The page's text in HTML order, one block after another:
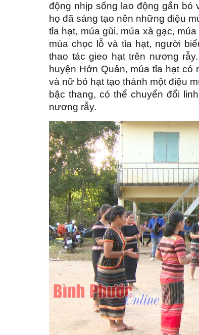
động nhịp sống lao động gắn bó
họ đã sáng tạo nên những điệu
tỉa hạt, múa gùi, múa xà gạc,
múa chọc lỗ và tỉa hạt, người
thao tác gieo hạt trên nương
huyện Hớn Quản, múa tỉa hạt
và nữ bỏ hạt tạo thành một điệu
bậc thang, có thể chuyển đổi
nương rẫy.